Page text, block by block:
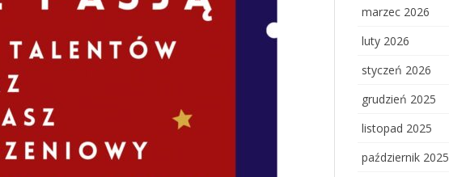
ZAWIADOMIENIE O WYBORZE
DOSTAWA ŻYWNOŚCI –
KOLEJNA POSTĘPOWANIE
marzec 2026
luty 2026
styczeń 2026
grudzień 2025
listopad 2025
październik 2025